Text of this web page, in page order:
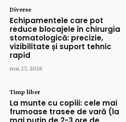
Diverse
Echipamentele care pot
reduce blocajele în chirurgia
stomatologică: precizie,
vizibilitate și suport tehnic
rapid
mai 27, 2026
Timp liber
La munte cu copiii: cele mai
frumoase trasee de vară (la